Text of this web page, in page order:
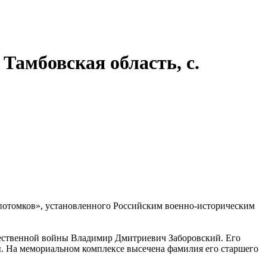
область, с.
установленного Российским военно-историческим
войны Владимир Дмитриевич Заборовский. Его
мемориальном комплексе высечена фамилия его старшего